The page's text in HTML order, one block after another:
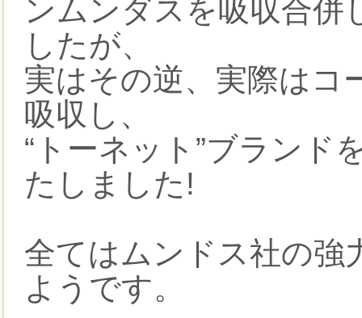
ンムンダスを吸収合併
したが、
実はその逆、実際はコ
吸収し、
“トーネット”ブランド
たしました!
全てはムンドス社の強
ようです。